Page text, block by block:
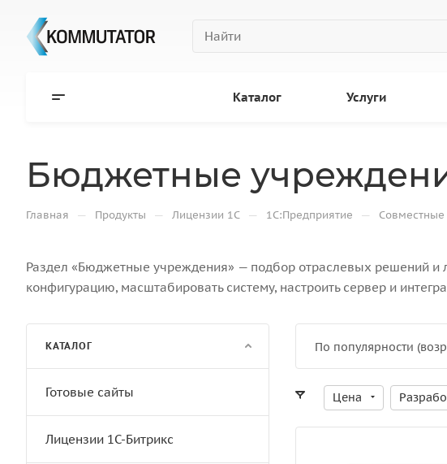
Каталог Услуги
Бюджетные
Главная — Продукты — Лицензии 1С — 1С:Предприятие —
Раздел «Бюджетные учреждения» — подбор отраслевых решений и
конфигурацию, масштабировать систему, настроить сервер и
По популярности
Цена
КАТАЛОГ
Готовые сайты
Лицензии 1С-Битрикс